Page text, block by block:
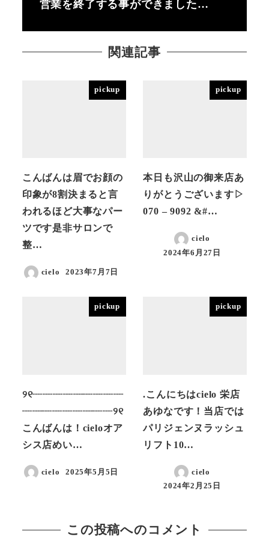
営業を終了する事ができました…
関連記事
pickup
こんばんは眉でお顔の
印象が8割決まると言
われるほど大事なパー
ツです是非サロンで
整…
cielo
投稿日
2023年7月7日
pickup
本日も沢山の御来店あ
りがとうございます▷
070 – 9092 &#…
cielo
投稿日
2024年6月27日
pickup
୨୧┈┈┈┈┈┈┈┈┈
┈┈┈┈┈┈┈┈┈୨୧
こんばんは！cieloオア
シス店めい…
cielo
投稿日
2025年5月5日
pickup
.こんにちはcielo 栄店
あゆなです！当店では
パリジェンヌラッシュ
リフト10…
cielo
投稿日
2024年2月25日
この投稿へのコメント